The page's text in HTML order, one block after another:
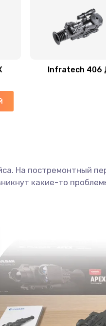
Infratech 406
На постремонтный
какие-то